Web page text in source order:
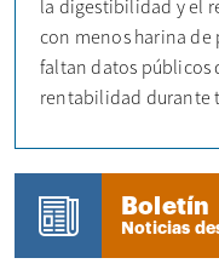
la digestibilidad y el
con menos harina de
faltan datos públicos
rentabilidad durante
Boletín
Noticias